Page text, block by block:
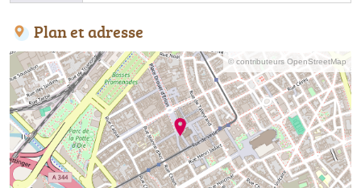
Plan et adresse
© contributeurs OpenStreetMap